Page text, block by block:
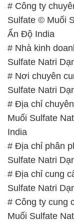
# Công ty
Sulfate © Muối
Ấn Độ India
# Nhà kinh
Sulfate Natri
# Nơi chuyên
Sulfate Natri
# Địa chỉ
Muối Sulfate
India
# Địa chỉ phân
Sulfate Natri
# Địa chỉ cung
Sulfate Natri
# Công ty cung
Muối Sulfate